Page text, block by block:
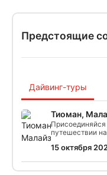
Предстоящие
Дайвинг-туры
Тиоман,
путешествии
(Open Water
15 октября